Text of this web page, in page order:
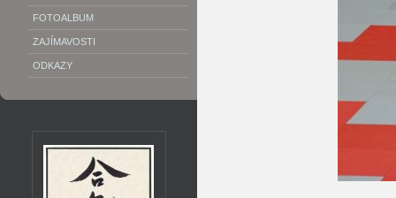
FOTOALBUM
ZAJÍMAVOSTI
ODKAZY